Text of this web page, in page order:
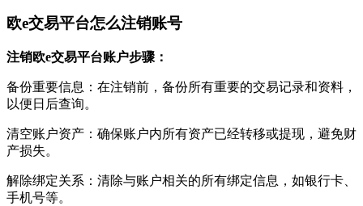
欧e交易平台怎么注销账号
注销欧e交易平台账户步骤：
备份重要信息：在注销前，备份所有重要的交易记录和资料，
以便日后查询。
清空账户资产：确保账户内所有资产已经转移或提现，避免财
产损失。
解除绑定关系：清除与账户相关的所有绑定信息，如银行卡、
手机号等。